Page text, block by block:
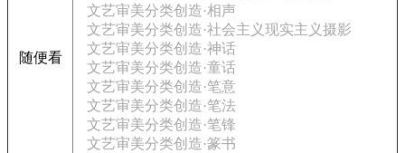
随便看
文艺审美分类创造·相声
文艺审美分类创造·社会主义现实主义摄影
文艺审美分类创造·神话
文艺审美分类创造·童话
文艺审美分类创造·笔意
文艺审美分类创造·笔法
文艺审美分类创造·笔锋
文艺审美分类创造·篆书